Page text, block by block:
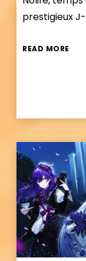
prestigieux
READ MORE